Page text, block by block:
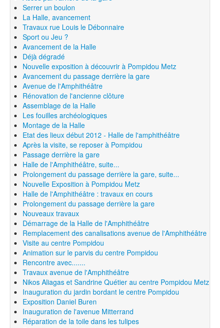
Serrer un boulon
La Halle, avancement
Travaux rue Louis le Débonnaire
Sport ou Jeu ?
Avancement de la Halle
Déjà dégradé
Nouvelle exposition à découvrir à Pompidou Metz
Avancement du passage derrière la gare
Avenue de l'Amphithéâtre
Rénovation de l'ancienne clôture
Assemblage de la Halle
Les fouilles archéologiques
Montage de la Halle
Etat des lieux début 2012 - Halle de l'amphithéâtre
Après la visite, se reposer à Pompidou
Passage derrière la gare
Halle de l'Amphithéâtre, suite...
Prolongement du passage derrière la gare, suite...
Nouvelle Exposition à Pompidou Metz
Halle de l'Amphithéâtre : travaux en cours
Prolongement du passage derrière la gare
Nouveaux travaux
Démarrage de la Halle de l'Amphithéâtre
Remplacement des canalisations avenue de l'Amphithéâtre
Visite au centre Pompidou
Animation sur le parvis du centre Pompidou
Rencontre avec.......
Travaux avenue de l'Amphithéâtre
Nikos Aliagas et Sandrine Quétier au centre Pompidou Metz
Inauguration du jardin bordant le centre Pompidou
Exposition Daniel Buren
Inauguration de l'avenue Mitterrand
Réparation de la toile dans les tulipes